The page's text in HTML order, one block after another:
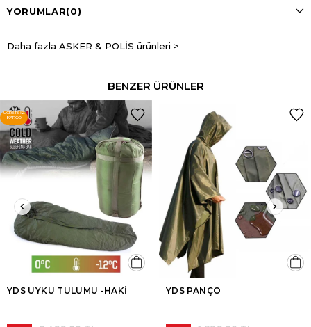
YORUMLAR(0)
Daha fazla ASKER & POLİS ürünleri >
BENZER ÜRÜNLER
YDS UYKU TULUMU -HAKİ
ÜCRETSIZ
KARGO
YDS PANÇO